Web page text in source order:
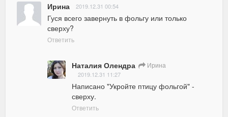
Ирина 2019.12.31 00:54
Гуся всего завернуть в фольгу или только
сверху?
Ответить
Наталия Олендра Ирина
2019.12.31 11:27
Написано "Укройте птицу фольгой" -
сверху.
Ответить